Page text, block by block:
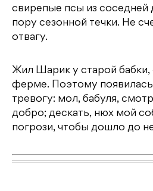
свирепые псы из соседней
пору сезонной течки. Не
отвагу.
Жил Шарик у старой бабки,
ферме. Поэтому
тревогу: мол, бабуля,
добро; дескать, нюх мой
погрози, чтобы дошло до